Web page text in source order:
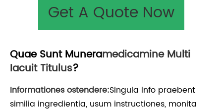
Get A Quote Now
Quae Sunt MuneraMedicamine Multi
Iacuit Titulus?
Informationes ostendere:Singula info praebent
similia ingredientia, usum instructiones, monita